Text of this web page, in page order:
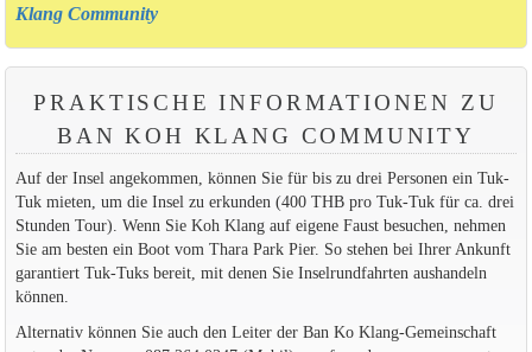
Klang Community
PRAKTISCHE INFORMATIONEN ZU
BAN KOH KLANG COMMUNITY
Auf der Insel angekommen, können Sie für bis zu drei Personen ein Tuk-
Tuk mieten, um die Insel zu erkunden (400 THB pro Tuk-Tuk für ca. drei
Stunden Tour). Wenn Sie Koh Klang auf eigene Faust besuchen, nehmen
Sie am besten ein Boot vom Thara Park Pier. So stehen bei Ihrer Ankunft
garantiert Tuk-Tuks bereit, mit denen Sie Inselrundfahrten aushandeln
können.
Alternativ können Sie auch den Leiter der Ban Ko Klang-Gemeinschaft